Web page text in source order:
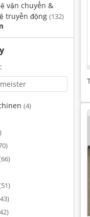
vận chuyển &
truyền động (132)
(4)